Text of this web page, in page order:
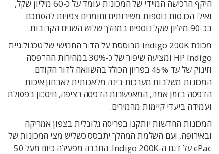
היקף הרכישה המיידי של המכונות עומד על כ-60 מיליון שקל,
ואילו הכנסות נוספות משירותים וחומרים צפויות להסתכם
בכ-90 מיליון שקל נוספים במהלך שלוש השנים הקרובות.
מכונת Indigo 200K מבוססת על הדור החמישי של טכנולוגיית
HP Indigo ומציעה שיפור של כ-30% במהירות ההדפסה
וזינוק של עד 45% בפריון הכולל בהשוואה לדור הקודם.
המכונות משלבות מערכות בינה מלאכותית לאבחון איכות
הדפסה בזמן אמת, המאפשרות הדפסה רציפה, חיסכון בפסולת
ועמידה ביעדי קיימות מחמירים.
המכונות החדשות יותקנו בפריסה גלובלית בצפון אמריקה
ובאירופה, ועם השלמת המהלך יתבסס כשליש מצי המכונות של
ePac על דגם ה-Indigo 200K. החברה מפעילה כיום מעל 50